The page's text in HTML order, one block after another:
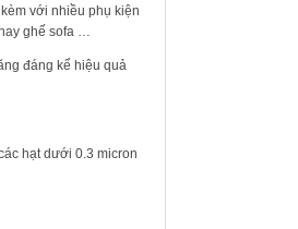
với nhiều phụ kiện
ghế sofa …
đáng kể hiệu quả
hạt dưới 0.3 micron